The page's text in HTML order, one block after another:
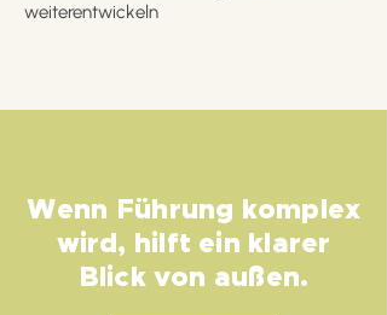
weiterentwickeln
Wenn Führung komplex
wird, hilft ein klarer
Blick von außen.